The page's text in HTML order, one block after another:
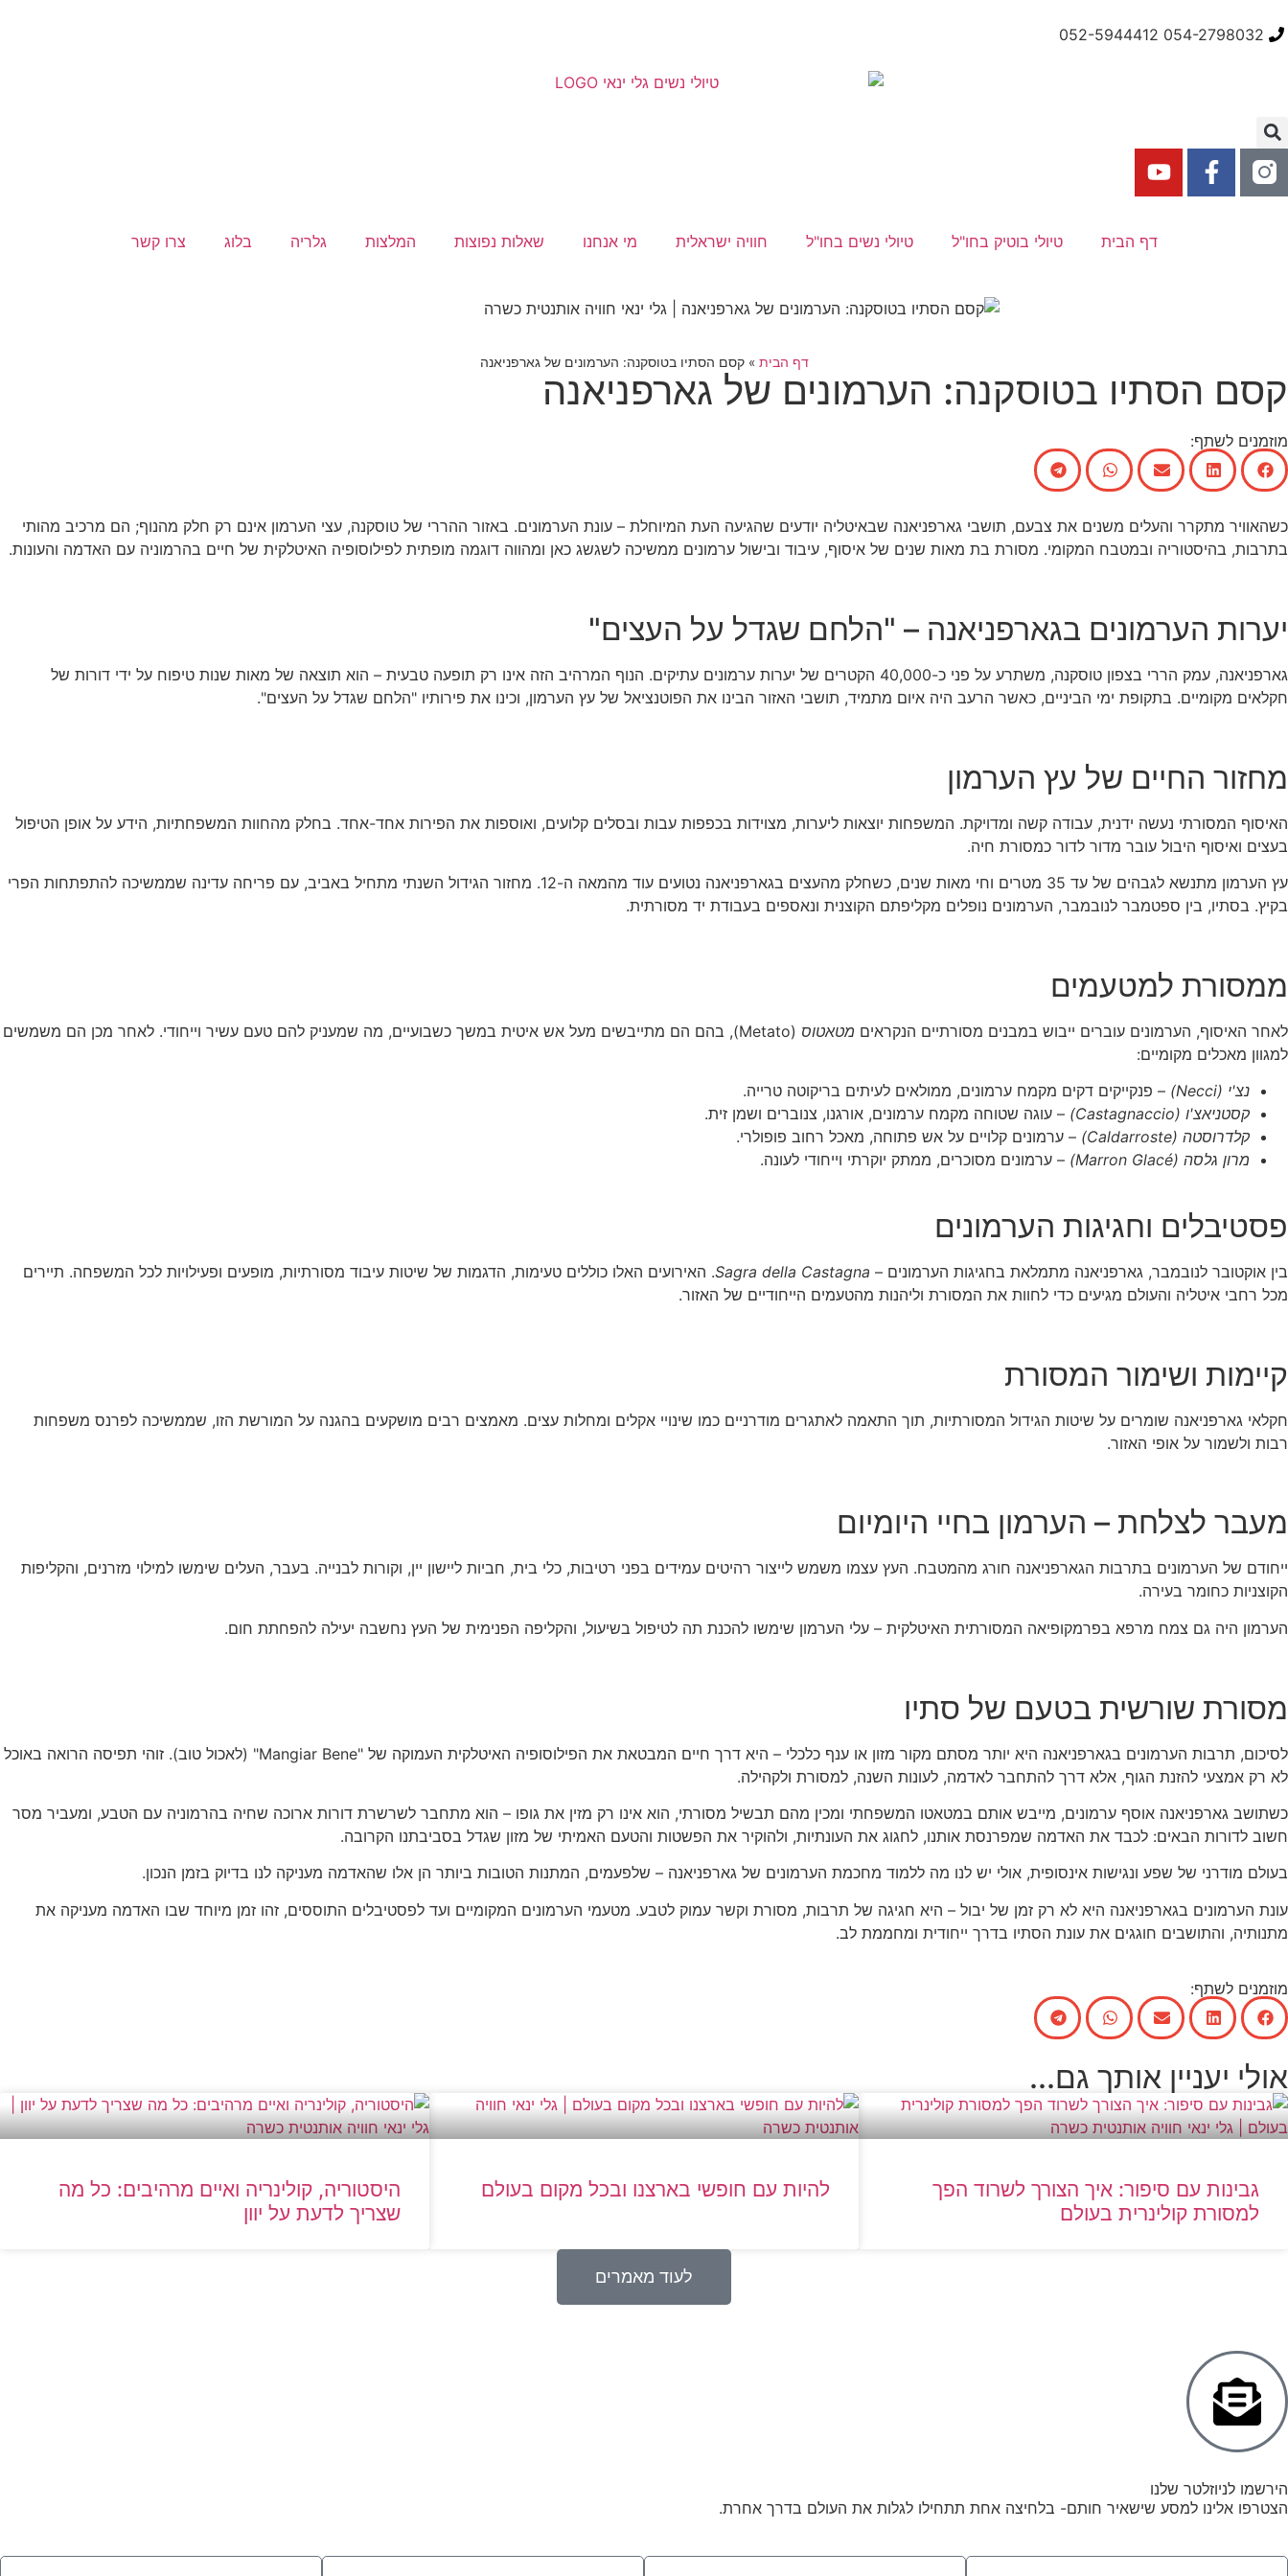
054-2798032 052-5944412
דף הבית טיולי בוטיק בחו"ל טיולי נשים בחו"ל חוויה ישראלית מי אנחנו שאלות נפוצות המלצות גלריה בלוג צרו קשר
דף הבית »קסם הסתיו בטוסקנה: הערמונים של גארפניאנה
קסם הסתיו בטוסקנה: הערמונים של גארפניאנה
מוזמנים לשתף:
כשהאוויר מתקרר והעלים משנים את צבעם, תושבי גארפניאנה שבאיטליה יודעים שהגיעה העת המיוחלת – עונת הערמונים. באזור ההררי של טוסקנה, עצי הערמון אינם רק חלק מהנוף; הם מרכיב מהותי
בתרבות, בהיסטוריה ובמטבח המקומי. מסורת בת מאות שנים של איסוף, עיבוד ובישול ערמונים ממשיכה לשגשג כאן ומהווה דוגמה מופתית לפילוסופיה האיטלקית של חיים בהרמוניה עם האדמה והעונות.
יערות הערמונים בגארפניאנה – "הלחם שגדל על העצים"
גארפניאנה, עמק הררי בצפון טוסקנה, משתרע על פני כ-40,000 הקטרים של יערות ערמונים עתיקים. הנוף המרהיב הזה אינו רק תופעה טבעית – הוא תוצאה של מאות שנות טיפוח על ידי דורות של
חקלאים מקומיים. בתקופת ימי הביניים, כאשר הרעב היה איום מתמיד, תושבי האזור הבינו את הפוטנציאל של עץ הערמון, וכינו את פירותיו "הלחם שגדל על העצים".
מחזור החיים של עץ הערמון
האיסוף המסורתי נעשה ידנית, עבודה קשה ומדויקת. המשפחות יוצאות ליערות, מצוידות בכפפות עבות ובסלים קלועים, ואוספות את הפירות אחד-אחד. בחלק מהחוות המשפחתיות, הידע על אופן הטיפול
בעצים ואיסוף היבול עובר מדור לדור כמסורת חיה.
עץ הערמון מתנשא לגבהים של עד 35 מטרים וחי מאות שנים, כשחלק מהעצים בגארפניאנה נטועים עוד מהמאה ה-12. מחזור הגידול השנתי מתחיל באביב, עם פריחה עדינה שממשיכה להתפתחות הפרי
בקיץ. בסתיו, בין ספטמבר לנובמבר, הערמונים נופלים מקליפתם הקוצנית ונאספים בעבודת יד מסורתית.
ממסורת למטעמים
לאחר האיסוף, הערמונים עוברים ייבוש במבנים מסורתיים הנקראים מטאטוס
(Metato), בהם הם מתייבשים מעל אש איטית במשך כשבועיים, מה שמעניק להם טעם עשיר וייחודי. לאחר מכן הם משמשים
למגוון מאכלים מקומיים:
נצ'י (Necci)
– פנקייקים דקים מקמח ערמונים, ממולאים לעיתים בריקוטה טרייה.
קסטניאצ'ו (Castagnaccio)
– עוגה שטוחה מקמח ערמונים, אורגנו, צנוברים ושמן זית.
קלדרוסטה (Caldarroste)
– ערמונים קלויים על אש פתוחה, מאכל רחוב פופולרי.
מרון גלסה (Marron Glacé)
– ערמונים מסוכרים, ממתק יוקרתי וייחודי לעונה.
פסטיבלים וחגיגות הערמונים
בין אוקטובר לנובמבר, גארפניאנה מתמלאת בחגיגות הערמונים – Sagra della Castagna. האירועים האלו כוללים טעימות, הדגמות של שיטות עיבוד מסורתיות, מופעים ופעילויות לכל המשפחה. תיירים
מכל רחבי איטליה והעולם מגיעים כדי לחוות את המסורת וליהנות מהטעמים הייחודיים של האזור.
קיימות ושימור המסורת
חקלאי גארפניאנה שומרים על שיטות הגידול המסורתיות, תוך התאמה לאתגרים מודרניים כמו שינויי אקלים ומחלות עצים. מאמצים רבים מושקעים בהגנה על המורשת הזו, שממשיכה לפרנס משפחות
רבות ולשמור על אופי האזור.
מעבר לצלחת – הערמון בחיי היומיום
ייחודם של הערמונים בתרבות הגארפניאנה חורג מהמטבח. העץ עצמו משמש לייצור רהיטים עמידים בפני רטיבות, כלי בית, חביות ליישון יין, וקורות לבנייה. בעבר, העלים שימשו למילוי מזרנים, והקליפות
הקוצניות כחומר בעירה.
הערמון היה גם צמח מרפא בפרמקופיאה המסורתית האיטלקית – עלי הערמון שימשו להכנת תה לטיפול בשיעול, והקליפה הפנימית של העץ נחשבה יעילה להפחתת חום.
מסורת שורשית בטעם של סתיו
לסיכום, תרבות הערמונים בגארפניאנה היא יותר מסתם מקור מזון או ענף כלכלי – היא דרך חיים המבטאת את הפילוסופיה האיטלקית העמוקה של "Mangiar Bene" (לאכול טוב). זוהי תפיסה הרואה באוכל
לא רק אמצעי להזנת הגוף, אלא דרך להתחבר לאדמה, לעונות השנה, למסורת ולקהילה.
כשתושב גארפניאנה אוסף ערמונים, מייבש אותם במטאטו המשפחתי ומכין מהם תבשיל מסורתי, הוא אינו רק מזין את גופו – הוא מתחבר לשרשרת דורות ארוכה שחיה בהרמוניה עם הטבע, ומעביר מסר
חשוב לדורות הבאים: לכבד את האדמה שמפרנסת אותנו, לחגוג את העונתיות, ולהוקיר את הפשטות והטעם האמיתי של מזון שגדל בסביבתנו הקרובה.
בעולם מודרני של שפע ונגישות אינסופית, אולי יש לנו מה ללמוד מחכמת הערמונים של גארפניאנה – שלפעמים, המתנות הטובות ביותר הן אלו שהאדמה מעניקה לנו בדיוק בזמן הנכון.
עונת הערמונים בגארפניאנה היא לא רק זמן של יבול – היא חגיגה של תרבות, מסורת וקשר עמוק לטבע. מטעמי הערמונים המקומיים ועד לפסטיבלים התוססים, זהו זמן מיוחד שבו האדמה מעניקה את
מתנותיה, והתושבים חוגגים את עונת הסתיו בדרך ייחודית ומחממת לב.
מוזמנים לשתף:
אולי יעניין אותך גם...
גבינות עם סיפור: איך הצורך לשרוד הפך
למסורת קולינרית בעולם
להיות עם חופשי בארצנו ובכל מקום בעולם
היסטוריה, קולינריה ואיים מרהיבים: כל מה
שצריך לדעת על יוון
לעוד מאמרים
הירשמו לניוזלטר שלנו
הצטרפו אלינו למסע שישאיר חותם- בלחיצה אחת תתחילו לגלות את העולם בדרך אחרת.